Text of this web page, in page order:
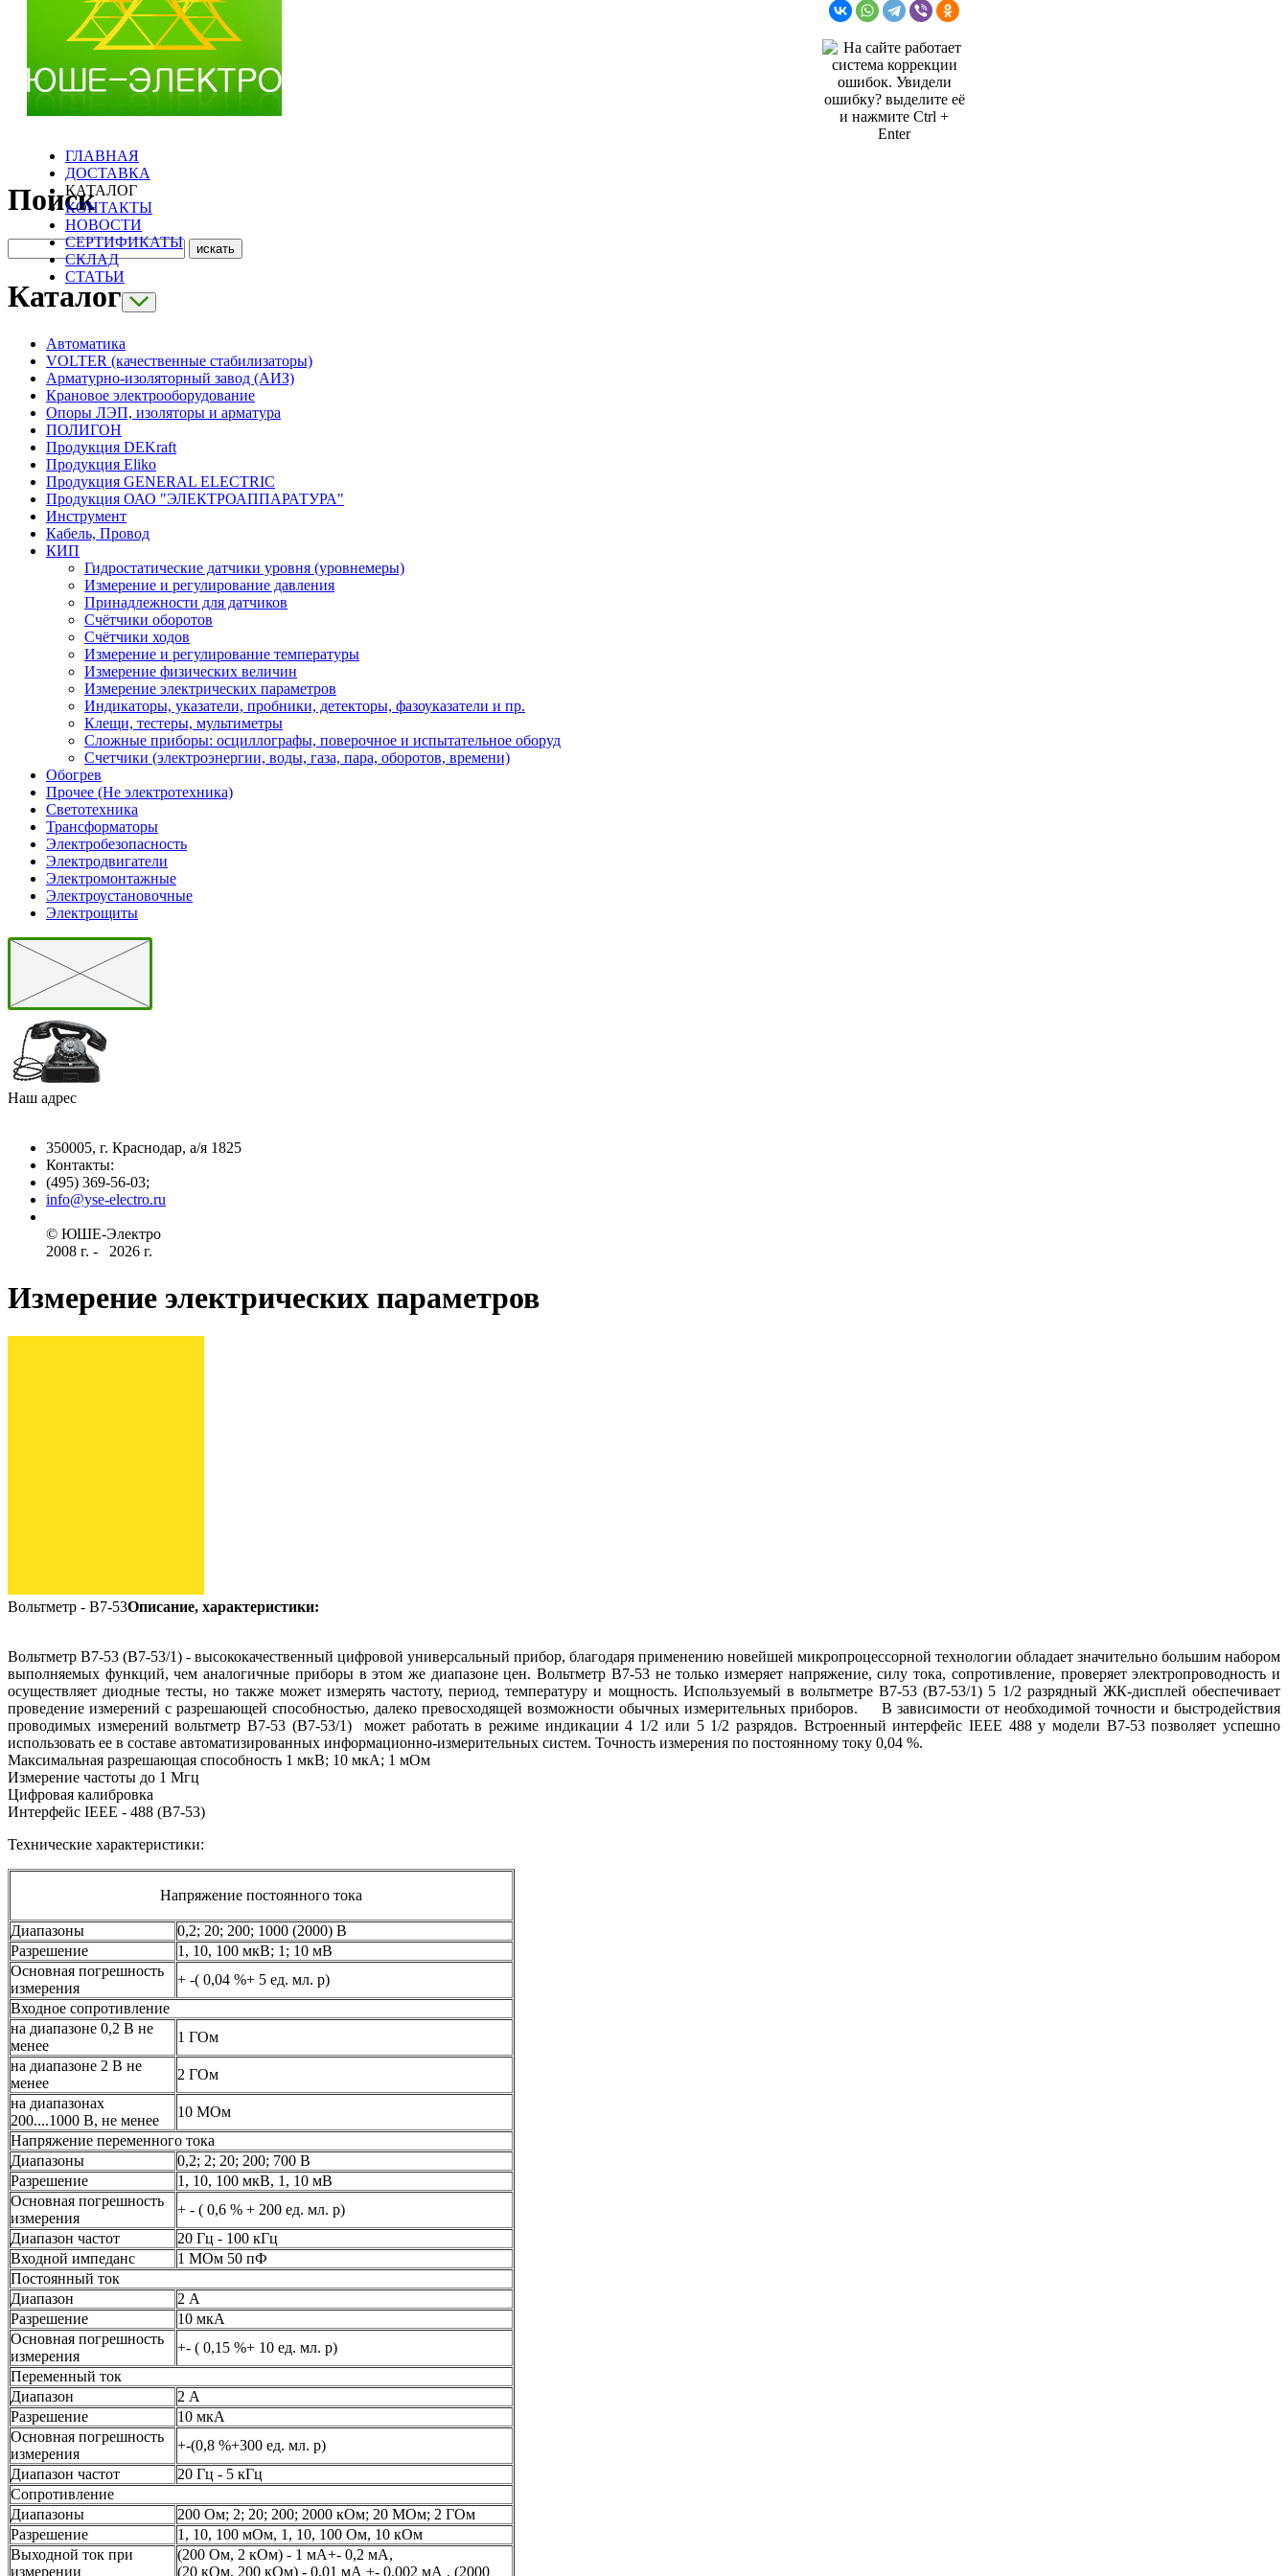
ГЛАВНАЯ
ДОСТАВКА
КАТАЛОГ
КОНТАКТЫ
НОВОСТИ
СЕРТИФИКАТЫ
СКЛАД
СТАТЬИ
Поиск
Каталог
Автоматика
VOLTER (качественные стабилизаторы)
Арматурно-изоляторный завод (АИЗ)
Крановое электрооборудование
Опоры ЛЭП, изоляторы и арматура
ПОЛИГОН
Продукция DEKraft
Продукция Eliko
Продукция GENERAL ELECTRIC
Продукция ОАО "ЭЛЕКТРОАППАРАТУРА"
Инструмент
Кабель, Провод
КИП
Гидростатические датчики уровня (уровнемеры)
Измерение и регулирование давления
Принадлежности для датчиков
Счётчики оборотов
Счётчики ходов
Измерение и регулирование температуры
Измерение физических величин
Измерение электрических параметров
Индикаторы, указатели, пробники, детекторы, фазоуказатели и пр.
Клещи, тестеры, мультиметры
Сложные приборы: осциллографы, поверочное и испытательное оборуд
Счетчики (электроэнергии, воды, газа, пара, оборотов, времени)
Обогрев
Прочее (Не электротехника)
Светотехника
Трансформаторы
Электробезопасность
Электродвигатели
Электромонтажные
Электроустановочные
Электрощиты
Наш адрес
350005, г. Краснодар, а/я 1825
Контакты: ­
(495) 369-56-03;
info@yse-electro.ru­
© ЮШЕ-Эл­ектро ­
2008 г­. - ­ ­­­­­
2026 г.
Измерение электрических параметров
Вольтметр - В7-53Описание, характеристики:
Вольтметр В7-53 (В7-53/1) - высококачественный цифровой универсальный прибор, благодаря применению новейшей микропроцессорной технологии обладает значительно большим набором
выполняемых функций, чем аналогичные приборы в этом же диапазоне цен. Вольтметр В7-53 не только измеряет напряжение, силу тока, сопротивление, проверяет электропроводность и
осуществляет диодные тесты, но также может измерять частоту, период, температуру и мощность. Используемый в вольтметре В7-53 (В7-53/1) 5 1/2 разрядный ЖК-дисплей обеспечивает
проведение измерений с разрешающей способностью, далеко превосходящей возможности обычных измерительных приборов. В зависимости от необходимой точности и быстродействия
проводимых измерений вольтметр В7-53 (В7-53/1) может работать в режиме индикации 4 1/2 или 5 1/2 разрядов. Встроенный интерфейс IEEE 488 у модели В7-53 позволяет успешно
использовать ее в составе автоматизированных информационно-измерительных систем. Точность измерения по постоянному току 0,04 %.
Максимальная разрешающая способность 1 мкВ; 10 мкА; 1 мОм
Измерение частоты до 1 Мгц
Цифровая калибровка
Интерфейс IEEE - 488 (В7-53)
Технические характеристики:
Напряжение постоянного тока
Диапазоны
0,2; 20; 200; 1000 (2000) В
Разрешение
1, 10, 100 мкВ; 1; 10 мВ
Основная погрешность
измерения
+ -( 0,04 %+ 5 ед. мл. р)
Входное сопротивление
на диапазоне 0,2 В не
менее
1 ГОм
на диапазоне 2 В не
менее
2 ГОм
на диапазонах
200....1000 В, не менее
10 МОм
Напряжение переменного тока
Диапазоны
0,2; 2; 20; 200; 700 В
Разрешение
1, 10, 100 мкВ, 1, 10 мВ
Основная погрешность
измерения
+ - ( 0,6 % + 200 ед. мл. р)
Диапазон частот
20 Гц - 100 кГц
Входной импеданс
1 МОм 50 пФ
Постоянный ток
Диапазон
2 А
Разрешение
10 мкА
Основная погрешность
измерения
+- ( 0,15 %+ 10 ед. мл. р)
Переменный ток
Диапазон
2 А
Разрешение
10 мкА
Основная погрешность
измерения
+-(0,8 %+300 ед. мл. р)
Диапазон частот
20 Гц - 5 кГц
Сопротивление
Диапазоны
200 Ом; 2; 20; 200; 2000 кОм; 20 МОм; 2 ГОм
Разрешение
1, 10, 100 мОм, 1, 10, 100 Ом, 10 кОм
Выходной ток при
измерении
(200 Ом, 2 кОм) - 1 мА+- 0,2 мА,
(20 кОм, 200 кОм) - 0,01 мА +- 0,002 мА , (2000